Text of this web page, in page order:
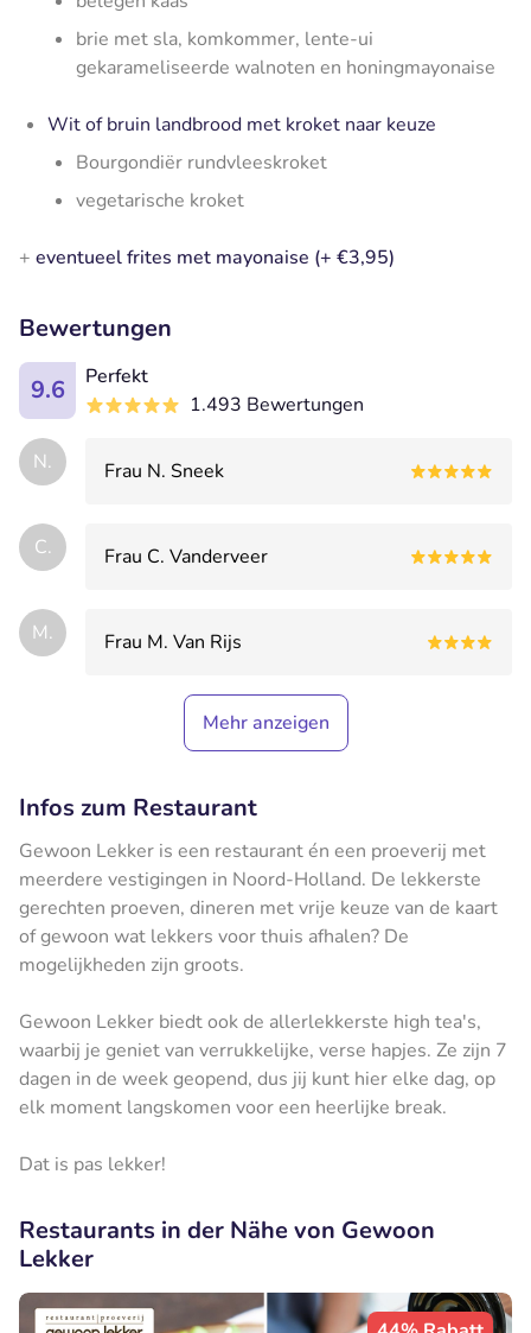
brie met sla, komkommer, lente-ui
gekarameliseerde walnoten en honingmayonaise
Wit of bruin landbrood met kroket naar keuze
Bourgondiër rundvleeskroket
vegetarische kroket
+ eventueel frites met mayonaise (+ €3,95)
Bewertungen
9.6
Perfekt
1.493 Bewertungen
N. Frau N. Sneek
C. Frau C. Vanderveer
M. Frau M. Van Rijs
Mehr anzeigen
Infos zum Restaurant
Gewoon Lekker is een restaurant én een proeverij met
meerdere vestigingen in Noord-Holland. De lekkerste
gerechten proeven, dineren met vrije keuze van de kaart
of gewoon wat lekkers voor thuis afhalen? De
mogelijkheden zijn groots.
Gewoon Lekker biedt ook de allerlekkerste high tea's,
waarbij je geniet van verrukkelijke, verse hapjes. Ze zijn 7
dagen in de week geopend, dus jij kunt hier elke dag, op
elk moment langskomen voor een heerlijke break.
Dat is pas lekker!
Restaurants in der Nähe von Gewoon
Lekker